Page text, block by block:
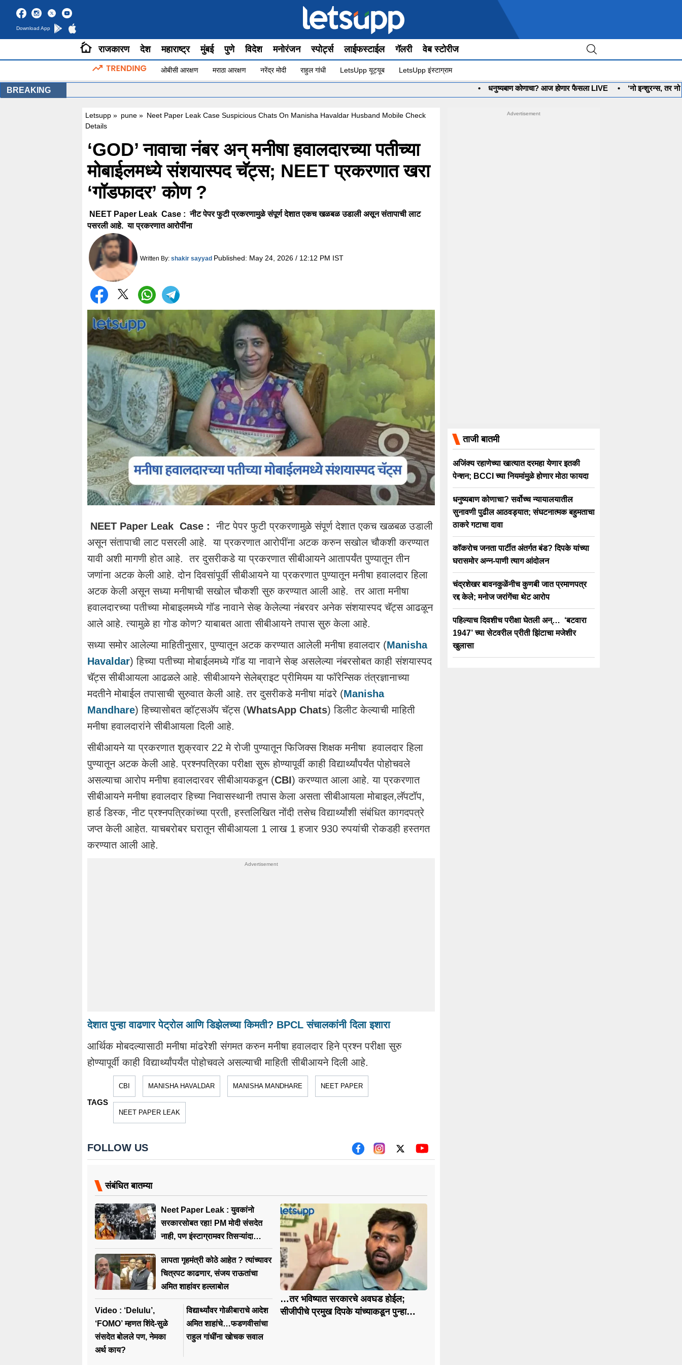
Download App
राजकारण देश महाराष्ट्र मुंबई पुणे विदेश मनोरंजन स्पोर्ट्स लाईफस्टाईल गॅलरी वेब स्टोरीज
ओबीसी आरक्षण मराठा आरक्षण नरेंद्र मोदी राहुल गांधी LetsUpp यूट्यूब LetsUpp इंस्टाग्राम
BREAKING धनुष्यबाण कोणाचा? आज होणार फैसला LIVE • ‘नो इन्शुरन्स, तर नो पेट्रोल’
Letsupp » pune » Neet Paper Leak Case Suspicious Chats On Manisha Havaldar Husband Mobile Check
Details
‘GOD’ नावाचा नंबर अन् मनीषा हवालदारच्या पतीच्या
मोबाईलमध्ये संशयास्पद चॅट्स; NEET प्रकरणात खरा
‘गॉडफादर’ कोण ?
NEET Paper Leak Case : नीट पेपर फुटी प्रकरणामुळे संपूर्ण देशात एकच खळबळ उडाली असून संतापाची लाट
पसरली आहे. या प्रकरणात आरोपींना
Written By: shakir sayyad Published: May 24, 2026 / 12:12 PM IST
NEET Paper Leak Case : नीट पेपर फुटी प्रकरणामुळे संपूर्ण देशात एकच खळबळ उडाली
असून संतापाची लाट पसरली आहे. या प्रकरणात आरोपींना अटक करुन सखोल चौकशी करण्यात
यावी अशी मागणी होत आहे. तर दुसरीकडे या प्रकरणात सीबीआयने आतापर्यंत पुण्यातून तीन
जणांना अटक केली आहे. दोन दिवसांपूर्वी सीबीआयने या प्रकरणात पुण्यातून मनीषा हवालदार हिला
अटक केली असून सध्या मनीषाची सखोल चौकशी सुरु करण्यात आली आहे. तर आता मनीषा
हवालदारच्या पतीच्या मोबाइलमध्ये गॉड नावाने सेव्ह केलेल्या नंबरवर अनेक संशयास्पद चॅट्स आढळून
आले आहे. त्यामुळे हा गोड कोण? याबाबत आता सीबीआयने तपास सुरु केला आहे.
सध्या समोर आलेल्या माहितीनुसार, पुण्यातून अटक करण्यात आलेली मनीषा हवालदार (Manisha
Havaldar) हिच्या पतीच्या मोबाईलमध्ये गॉड या नावाने सेव्ह असलेल्या नंबरसोबत काही संशयास्पद
चॅट्स सीबीआयला आढळले आहे. सीबीआयने सेलेब्राइट प्रीमियम या फॉरेन्सिक तंत्रज्ञानाच्या
मदतीने मोबाईल तपासाची सुरुवात केली आहे. तर दुसरीकडे मनीषा मांढरे (Manisha
Mandhare) हिच्यासोबत व्हॉट्सअ‍ॅप चॅट्स (WhatsApp Chats) डिलीट केल्याची माहिती
मनीषा हवालदारांने सीबीआयला दिली आहे.
सीबीआयने या प्रकरणात शुक्रवार 22 मे रोजी पुण्यातून फिजिक्स शिक्षक मनीषा हवालदार हिला
पुण्यातून अटक केली आहे. प्रश्नपत्रिका परीक्षा सुरू होण्यापूर्वी काही विद्यार्थ्यांपर्यंत पोहोचवले
असल्याचा आरोप मनीषा हवालदारवर सीबीआयकडून (CBI) करण्यात आला आहे. या प्रकरणात
सीबीआयने मनीषा हवालदार हिच्या निवासस्थानी तपास केला असता सीबीआयला मोबाइल,लॅपटॉप,
हार्ड डिस्क, नीट प्रश्नपत्रिकांच्या प्रती, हस्तलिखित नोंदी तसेच विद्यार्थ्यांशी संबंधित कागदपत्रे
जप्त केली आहेत. याचबरोबर घरातून सीबीआयला 1 लाख 1 हजार 930 रुपयांची रोकडही हस्तगत
करण्यात आली आहे.
देशात पुन्हा वाढणार पेट्रोल आणि डिझेलच्या किमती? BPCL संचालकांनी दिला इशारा
आर्थिक मोबदल्यासाठी मनीषा मांढरेशी संगमत करुन मनीषा हवालदार हिने प्रश्न परीक्षा सुरु
होण्यापूर्वी काही विद्यार्थ्यांपर्यंत पोहोचवले असल्याची माहिती सीबीआयने दिली आहे.
TAGS
CBI MANISHA HAVALDAR MANISHA MANDHARE NEET PAPER
NEET PAPER LEAK
FOLLOW US
संबंधित बातम्या
Neet Paper Leak : युवकांनो
सरकारसोबत रहा! PM मोदी संसदेत
नाही, पण इंस्टाग्रामवर तिसऱ्यांदा
बोलले…
लापता गृहमंत्री कोठे आहेत ? त्यांच्यावर
चित्रपट काढणार, संजय राऊतांचा
अमित शाहांवर हल्लाबोल
Video : ‘Delulu’,
‘FOMO’ म्हणत शिंदे-सुळे
संसदेत बोलले पण, नेमका
अर्थ काय?
विद्यार्थ्यांवर गोळीबाराचे आदेश
अमित शाहांचे…फडणवीसांचा
राहुल गांधींना खोचक सवाल
…तर भविष्यात सरकारचे अवघड होईल;
सीजीपीचे प्रमुख दिपके यांच्याकडून पुन्हा
ताजी बातमी
अजिंक्य रहाणेच्या खात्यात दरमहा येणार इतकी
पेन्शन; BCCI च्या नियमांमुळे होणार मोठा फायदा
धनुष्यबाण कोणाचा? सर्वोच्च न्यायालयातील
सुनावणी पुढील आठवड्यात; संघटनात्मक बहुमताचा
ठाकरे गटाचा दावा
कॉकरोच जनता पार्टीत अंतर्गत बंड? दिपके यांच्या
घरासमोर अन्न-पाणी त्याग आंदोलन
चंद्रशेखर बावनकुळेंनीच कुणबी जात प्रमाणपत्र
रद्द केले; मनोज जरांगेंचा थेट आरोप
पहिल्याच दिवशीच परीक्षा घेतली अन्… ‘बटवारा
1947’ च्या सेटवरील प्रीती झिंटाचा मजेशीर
खुलासा